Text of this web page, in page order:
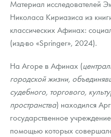
Аксессуары
Флот: ледоколы и корабли
Жетоны "Необыкновенные
Ювелирные изделия
Памятка для работы с монетами
Политика конфиденциальности
Политика использования Cookies
Положение по обработке и
Скупка слитков
Наши преимущества
Письмо директору
Материал исследователей
Николаса Кириазиса из
классических Афинах:
(изд-во «Springer», 2024).
На Агоре в Афинах (
городской жизни,
судебного, торгового,
пространства) находился
государственное
помощью которых